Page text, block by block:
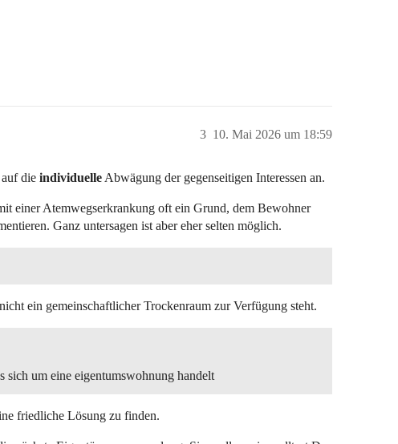
10. Mai 2026 um 18:59
3
die individuelle Abwägung der gegenseitigen Interessen an.
einer Atemwegserkrankung oft ein Grund, dem Bewohner
Ganz untersagen ist aber eher selten möglich.
ein gemeinschaftlicher Trockenraum zur Verfügung steht.
um eine eigentumswohnung handelt
friedliche Lösung zu finden.